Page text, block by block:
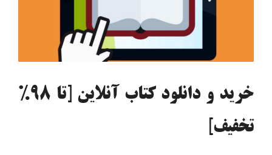
خرید و دانلود کتاب آنلاین [تا 98%
تخفیف]